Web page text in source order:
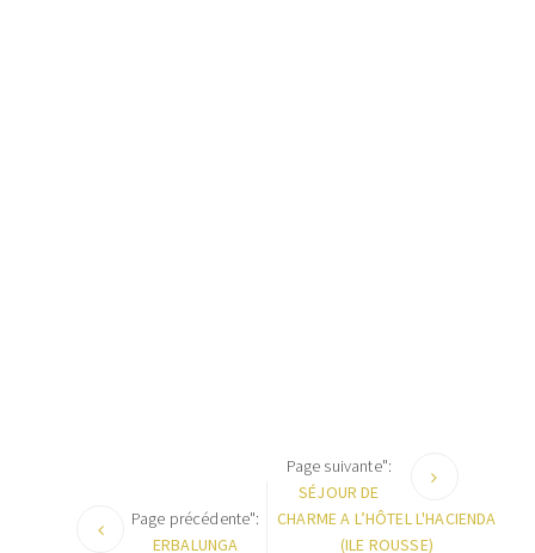
Page précédente":
ERBALUNGA
Page suivante":
SÉJOUR DE
CHARME A L’HÔTEL L'HACIENDA
(ILE ROUSSE)